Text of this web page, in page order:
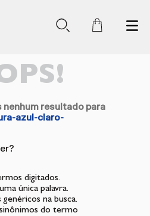
nenhum resultado para
azul-claro-
digitados.
única palavra.
na busca.
do termo